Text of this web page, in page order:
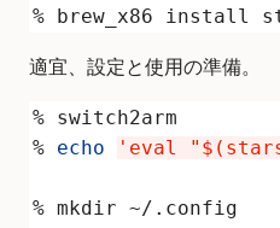
適宜、設定と使用の準備。
% echo 'eval